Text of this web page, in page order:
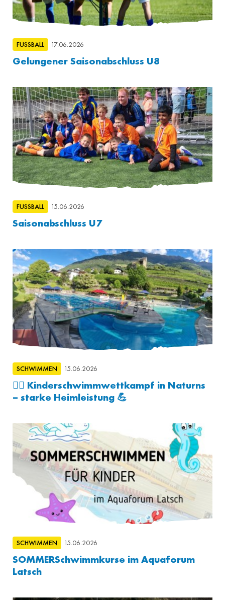
FUSSBALL 17.06.2026
Gelungener Saisonabschluss U8
FUSSBALL 15.06.2026
Saisonabschluss U7
SCHWIMMEN 15.06.2026
🏊‍♂️ Kinderschwimmwettkampf in Naturns
– starke Heimleistung 💪
SCHWIMMEN 15.06.2026
SOMMERSchwimmkurse im Aquaforum
Latsch